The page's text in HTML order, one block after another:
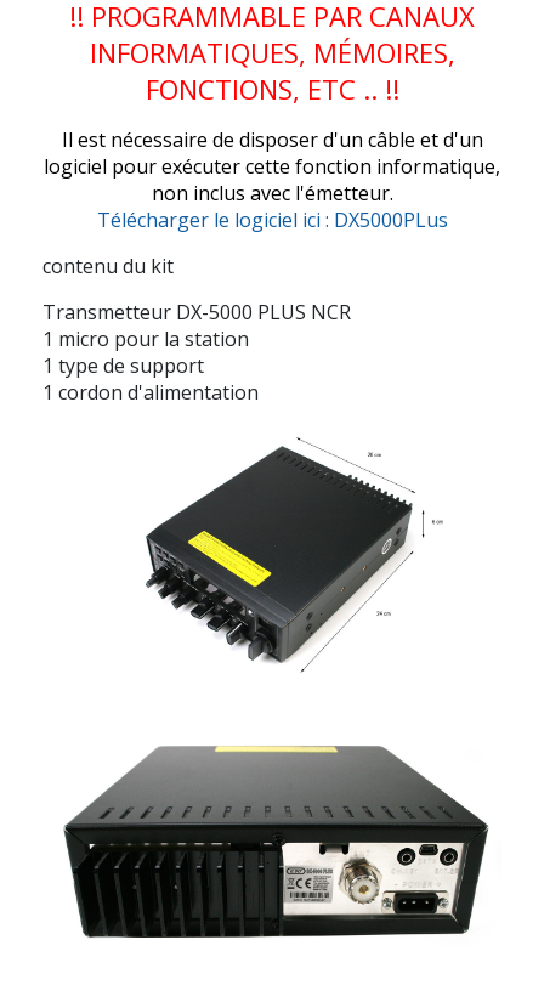
!! PROGRAMMABLE PAR CANAUX
INFORMATIQUES, MÉMOIRES,
FONCTIONS, ETC .. !!
Il est nécessaire de disposer d'un câble et d'un
logiciel pour exécuter cette fonction informatique,
non inclus avec l'émetteur.
Télécharger le logiciel ici : DX5000PLus
contenu du kit
Transmetteur DX-5000 PLUS NCR
1 micro pour la station
1 type de support
1 cordon d'alimentation